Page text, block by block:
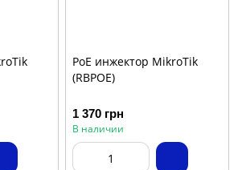
PoE инжектор MikroTik
(RBPOE)
1 370 грн
В наличии